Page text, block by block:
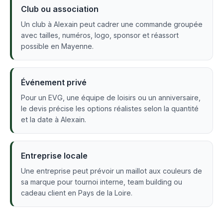
Club ou association
Un club à Alexain peut cadrer une commande groupée
avec tailles, numéros, logo, sponsor et réassort
possible en Mayenne.
Événement privé
Pour un EVG, une équipe de loisirs ou un anniversaire,
le devis précise les options réalistes selon la quantité
et la date à Alexain.
Entreprise locale
Une entreprise peut prévoir un maillot aux couleurs de
sa marque pour tournoi interne, team building ou
cadeau client en Pays de la Loire.